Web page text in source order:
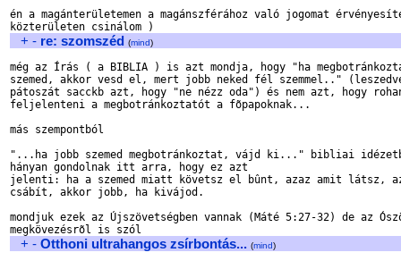
én a magánterületemen a magánszférához való jogomat
+ - re: szomszéd (mind)
még az Írás ( a BIBLIA ) is azt mondja, hogy "ha
szemed, akkor vesd el, mert jobb neked fél szemmel.."
pátoszát sacckb azt, hogy "ne nézz oda") és nem azt, hogy
feljelenteni a megbotránkoztatót a fõpapoknak...
más szempontból
"...ha jobb szemed megbotránkoztat, vájd ki..." bibliai
hányan gondolnak itt arra, hogy ez azt
jelenti: ha a szemed miatt követsz el bûnt, azaz amit látsz,
csábít, akkor jobb, ha kivájod.
mondjuk ezek az Újszövetségben vannak (Máté 5:27-32) de az
+ - Otthoni ultrahangos zsírbontás... (mind)